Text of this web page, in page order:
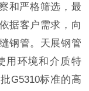
和严格筛选，最
据客户需求，向
钢管。天展钢管
用环境和介质特
G5310标准的高